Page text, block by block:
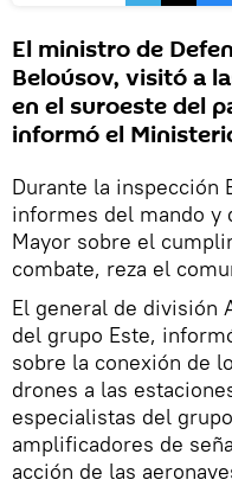
El ministro de
Beloúsov, visitó a
en el suroeste del
informó el
Durante la inspección
informes del mando y
Mayor sobre el
combate, reza el
El general de división
del grupo Este,
sobre la conexión de
drones a las
especialistas del
amplificadores de
acción de las